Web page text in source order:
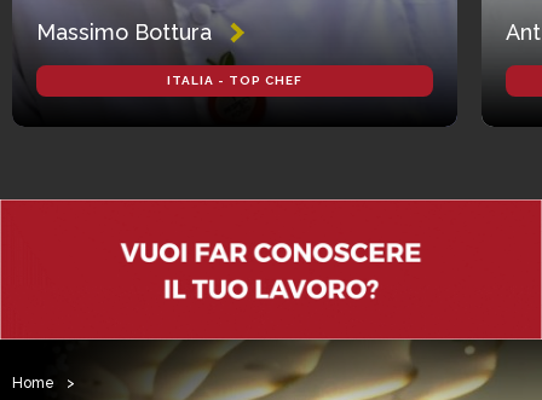
Massimo Bottura
ITALIA - TOP CHEF
Home >